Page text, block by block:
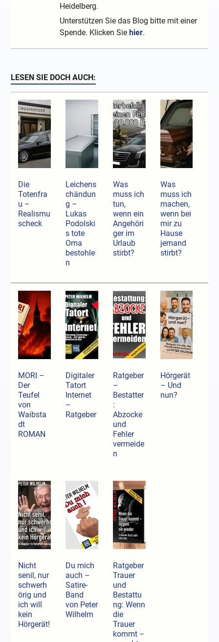
Heidelberg.
Unterstützen Sie das Blog bitte mit einer
Spende. Klicken Siehier.
LESEN SIE DOCH AUCH:
Die
Totenfra
u –
Realismu
scheck
Leichens
chändun
g –
Lukas
Podolski
s tote
Oma
bestohle
n
Was
muss ich
tun,
wenn ein
Angehöri
ger im
Urlaub
stirbt?
Was
muss ich
machen,
wenn bei
mir zu
Hause
jemand
stirbt?
MORI –
Der
Teufel
von
Waibsta
dt
ROMAN
Digitaler
Tatort
Internet
–
Ratgeber
Ratgeber
–
Bestatter
:
Abzocke
und
Fehler
vermeide
n
Hörgerät
– Und
nun?
Nicht
senil, nur
schwerh
örig und
ich will
kein
Hörgerät!
Du mich
auch –
Satire-
Band
von Peter
Wilhelm
Ratgeber
Trauer
und
Bestattu
ng: Wenn
die
Trauer
kommt –